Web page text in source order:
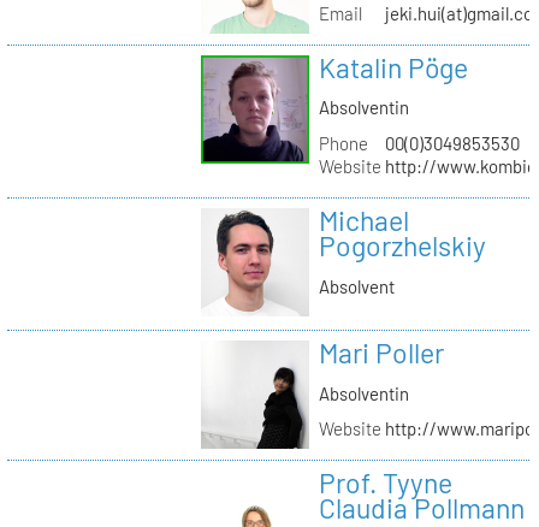
Email
Katalin Pöge
Absolventin
Phone
00(0)3049853530
Website http://
Michael
Pogorzhelskiy
Absolvent
Mari Poller
Absolventin
Website http://
Prof. Tyyne
Claudia Pollmann